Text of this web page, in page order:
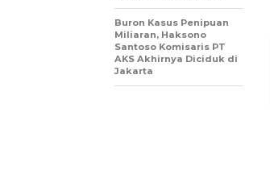
Buron Kasus Penipuan
Miliaran, Haksono
Santoso Komisaris PT
AKS Akhirnya Diciduk di
Jakarta